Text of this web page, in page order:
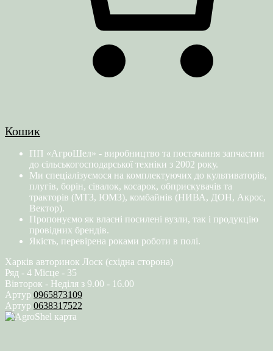
Кошик
ПП «АгроШел» - виробництво та постачання запчастин
до сільськогосподарської техніки з 2002 року.
Ми спеціалізуємося на комплектуючих до культиваторів,
плугів, борін, сівалок, косарок, обприскувачів та
тракторів (МТЗ, ЮМЗ), комбайнів (НИВА, ДОН, Акрос,
Вектор).
Пропонуємо як власні посилені вузли, так і продукцію
провідних брендів.
Якість, перевірена роками роботи в полі.
Харків авторинок Лоск (східна сторона)
Ряд - 4 Місце - 35
Вівторок - Неділя з 9.00 - 16.00
Артур 0965873109
Артур 0638317522